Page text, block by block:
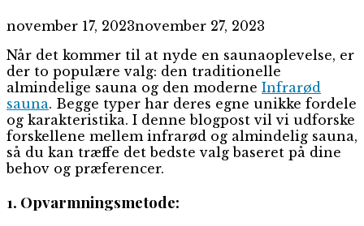
november 17, 2023november 27, 2023
Når det kommer til at nyde en saunaoplevelse, er
der to populære valg: den traditionelle
almindelige sauna og den moderne Infrarød
sauna. Begge typer har deres egne unikke fordele
og karakteristika. I denne blogpost vil vi udforske
forskellene mellem infrarød og almindelig sauna,
så du kan træffe det bedste valg baseret på dine
behov og præferencer.
1. Opvarmningsmetode: